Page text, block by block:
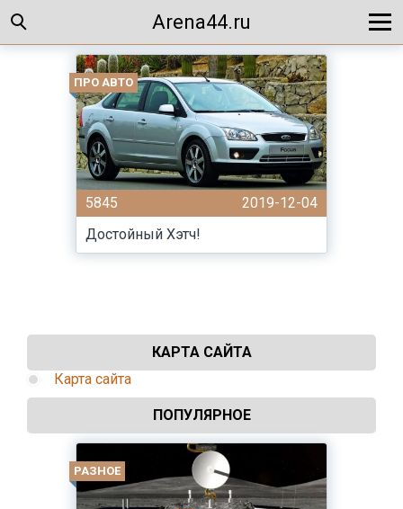
Arena44.ru
ПРО АВТО
5845
2019-12-04
Достойный Хэтч!
КАРТА САЙТА
Карта сайта
ПОПУЛЯРНОЕ
РАЗНОЕ